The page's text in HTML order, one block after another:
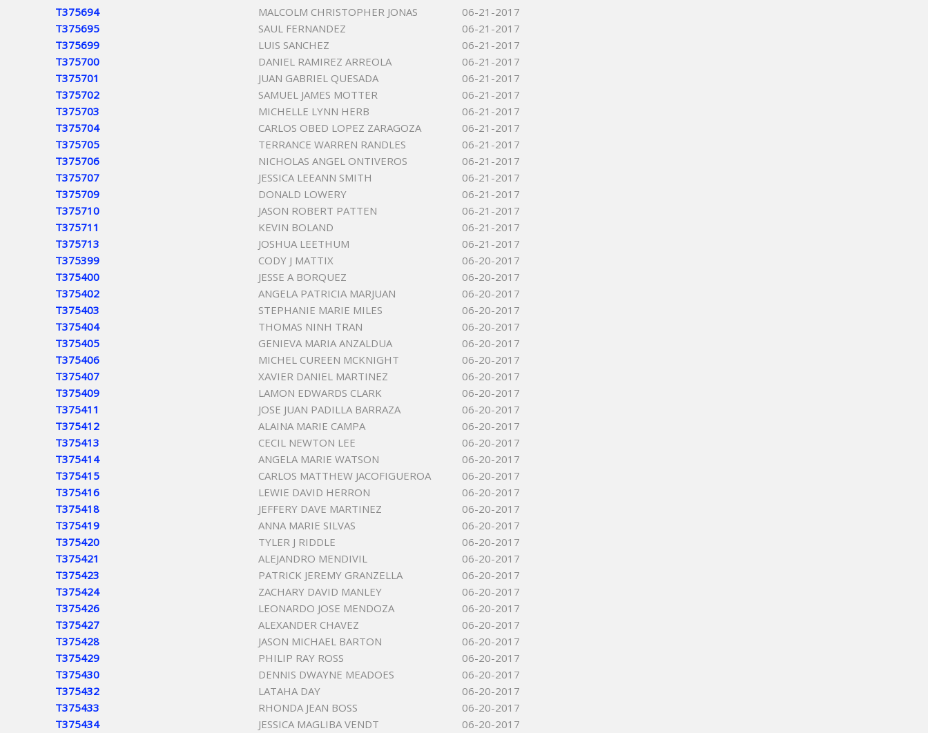
T375694
MALCOLM CHRISTOPHER JONAS
06-21-2017
T375695
SAUL FERNANDEZ
06-21-2017
T375699
LUIS SANCHEZ
06-21-2017
T375700
DANIEL RAMIREZ ARREOLA
06-21-2017
T375701
JUAN GABRIEL QUESADA
06-21-2017
T375702
SAMUEL JAMES MOTTER
06-21-2017
T375703
MICHELLE LYNN HERB
06-21-2017
T375704
CARLOS OBED LOPEZ ZARAGOZA
06-21-2017
T375705
TERRANCE WARREN RANDLES
06-21-2017
T375706
NICHOLAS ANGEL ONTIVEROS
06-21-2017
T375707
JESSICA LEEANN SMITH
06-21-2017
T375709
DONALD LOWERY
06-21-2017
T375710
JASON ROBERT PATTEN
06-21-2017
T375711
KEVIN BOLAND
06-21-2017
T375713
JOSHUA LEETHUM
06-21-2017
T375399
CODY J MATTIX
06-20-2017
T375400
JESSE A BORQUEZ
06-20-2017
T375402
ANGELA PATRICIA MARJUAN
06-20-2017
T375403
STEPHANIE MARIE MILES
06-20-2017
T375404
THOMAS NINH TRAN
06-20-2017
T375405
GENIEVA MARIA ANZALDUA
06-20-2017
T375406
MICHEL CUREEN MCKNIGHT
06-20-2017
T375407
XAVIER DANIEL MARTINEZ
06-20-2017
T375409
LAMON EDWARDS CLARK
06-20-2017
T375411
JOSE JUAN PADILLA BARRAZA
06-20-2017
T375412
ALAINA MARIE CAMPA
06-20-2017
T375413
CECIL NEWTON LEE
06-20-2017
T375414
ANGELA MARIE WATSON
06-20-2017
T375415
CARLOS MATTHEW JACOFIGUEROA
06-20-2017
T375416
LEWIE DAVID HERRON
06-20-2017
T375418
JEFFERY DAVE MARTINEZ
06-20-2017
T375419
ANNA MARIE SILVAS
06-20-2017
T375420
TYLER J RIDDLE
06-20-2017
T375421
ALEJANDRO MENDIVIL
06-20-2017
T375423
PATRICK JEREMY GRANZELLA
06-20-2017
T375424
ZACHARY DAVID MANLEY
06-20-2017
T375426
LEONARDO JOSE MENDOZA
06-20-2017
T375427
ALEXANDER CHAVEZ
06-20-2017
T375428
JASON MICHAEL BARTON
06-20-2017
T375429
PHILIP RAY ROSS
06-20-2017
T375430
DENNIS DWAYNE MEADOES
06-20-2017
T375432
LATAHA DAY
06-20-2017
T375433
RHONDA JEAN BOSS
06-20-2017
T375434
JESSICA MAGLIBA VENDT
06-20-2017